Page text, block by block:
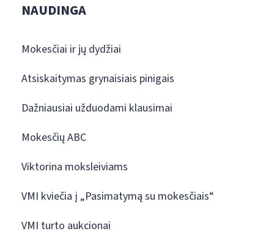
NAUDINGA
Mokesčiai ir jų dydžiai
Atsiskaitymas grynaisiais pinigais
Dažniausiai užduodami klausimai
Mokesčių ABC
Viktorina moksleiviams
VMI kviečia į „Pasimatymą su mokesčiais“
VMI turto aukcionai